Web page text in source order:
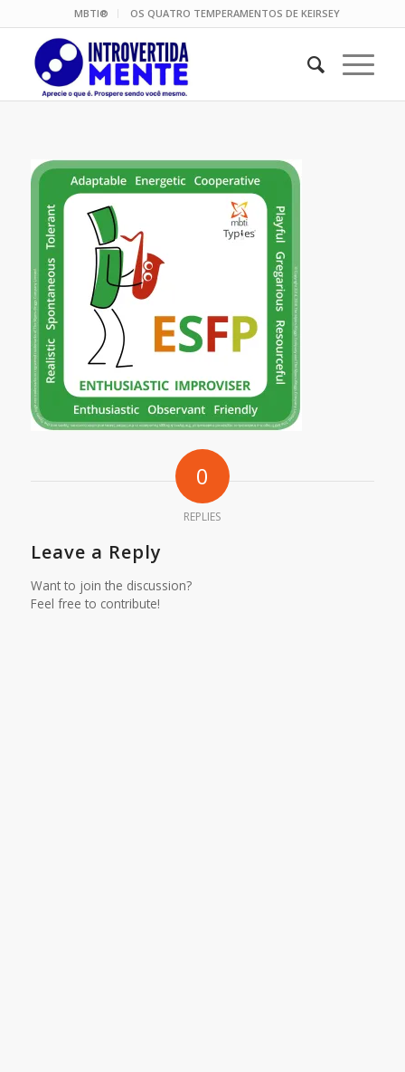
MBTI® OS QUATRO TEMPERAMENTOS DE KEIRSEY
0
REPLIES
Leave a Reply
Want to join the discussion?
Feel free to contribute!